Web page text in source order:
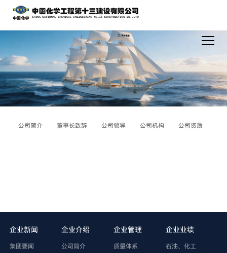
公司简介 董事长致辞 公司领导 公司机构 公司资质
企业新闻
集团要闻
企业介绍
公司简介
企业管理
质量体系
企业业绩
石油、化工